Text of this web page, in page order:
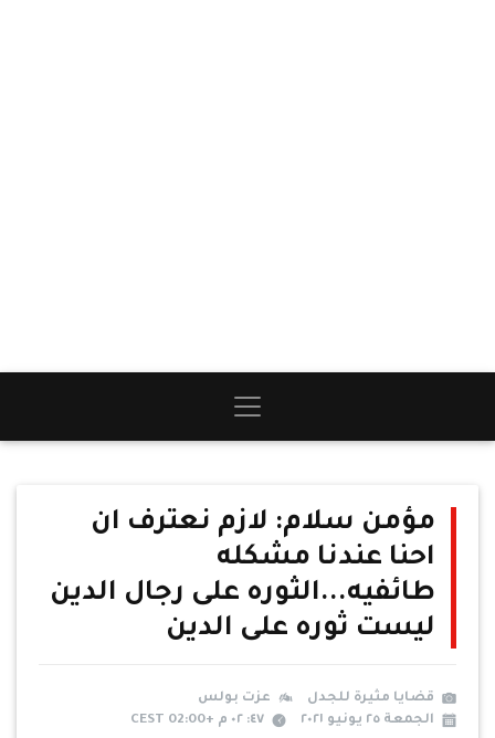
مؤمن سلام: لازم نعترف ان
احنا عندنا مشكله
طائفيه...الثوره على رجال الدين
ليست ثوره على الدين
قضايا مثيرة للجدل
عزت بولس
الجمعة ٢٥ يونيو ٢٠٢١
٤٧: ٠٢ م +02:00 CEST